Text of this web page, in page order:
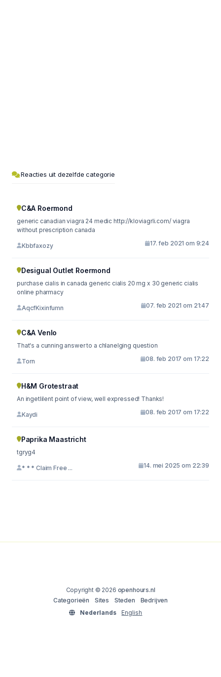
Reacties uit dezelfde categorie
C&A Roermond
generic canadian viagra 24 medic http://kloviagrli.com/ viagra
without prescription canada
Kbbfaxozy 17. feb 2021 om 9:24
Desigual Outlet Roermond
purchase cialis in canada generic cialis 20 mg x 30 generic cialis
online pharmacy
AqcfKixinfumn 07. feb 2021 om 21:47
C&A Venlo
That's a cunning answer to a chlanelging question
Torn 08. feb 2017 om 17:22
H&M Grotestraat
An ingetlilent point of view, well expressed! Thanks!
Kaydi 08. feb 2017 om 17:22
Paprika Maastricht
tgryg4
* * * Claim Free ... 14. mei 2025 om 22:39
Copyright © 2026 openhours.nl
Categorieën
Sites Steden
Bedrijven
Nederlands
English